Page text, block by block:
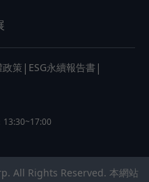
策 | ESG永續報告書 |
13:30~17:00
All Rights Reserved. 本網站